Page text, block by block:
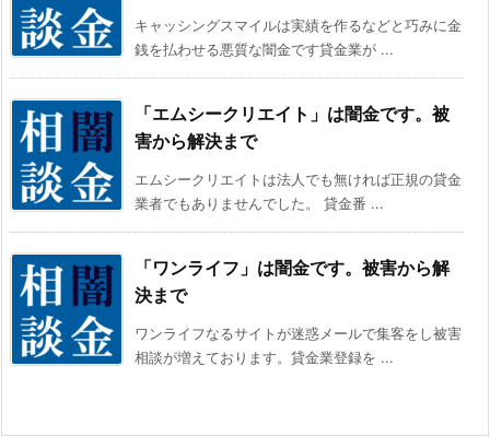
キャッシングスマイルは実績を作るなどと巧みに金
銭を払わせる悪質な闇金です貸金業が ...
「エムシークリエイト」は闇金です。被
害から解決まで
エムシークリエイトは法人でも無ければ正規の貸金
業者でもありませんでした。 貸金番 ...
「ワンライフ」は闇金です。被害から解
決まで
ワンライフなるサイトが迷惑メールで集客をし被害
相談が増えております。貸金業登録を ...